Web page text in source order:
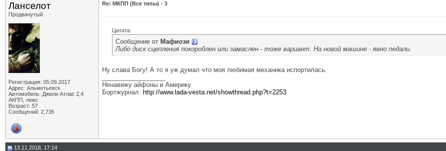
Ланселот
Продвинутый
Регистрация: 05.09.2017
Адрес: Альметьевск
Автомобиль: Джили Атлас 2,4
АКПП, люкс
Возраст: 57
Сообщений: 2,735
Re: МКПП (Все типы) - 3
Цитата:
Сообщение от Мафиози
Либо диск сцепления покороблен или замаслен - тоже вариант. На новой машине - явно педали.
Ну слава Богу! А то я уж думал что моя любимая механика испортилась.
Ненавижу айфоны и Америку
Бортжурнал: http://www.lada-vesta.net/showthread.php?t=2253
13.11.2018, 17:14